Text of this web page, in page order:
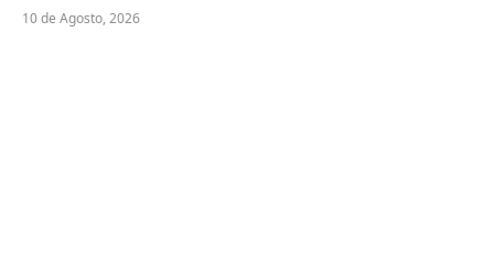
10 de Agosto, 2026